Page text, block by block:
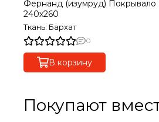
Фернанд (изумруд) Покрывало
240х260
Ткань: Бархат
0
В корзину
Покупают